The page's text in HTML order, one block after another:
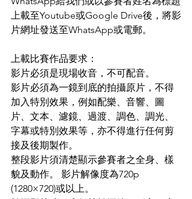
上載至Youtube或Google Drive後，將影
片網址發送至WhatsApp或電郵。
上載比賽作品要求：
影片必須是現場收音，不可配音。
影片必須為一鏡到底的拍攝原片，不得
加入特別效果，例如配樂、音響、圖
片、文本、濾鏡、過渡、調色、調光、
字幕或特別效果等，亦不得進行任何剪
接及後期製作。
整段影片須清楚顯示參賽者之全身、樣
貌及動作。 影片解像度為720p
(1280×720)或以上。